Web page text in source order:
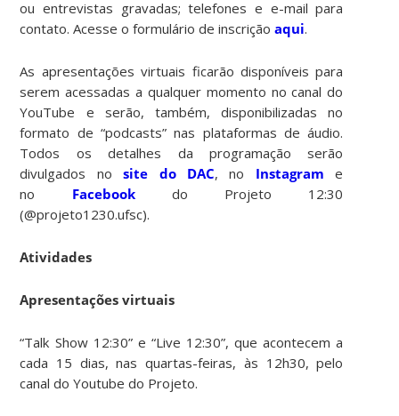
ou entrevistas gravadas; telefones e e-mail para
contato. Acesse o formulário de inscriçãoaqui.
As apresentações virtuais ficarão disponíveis para
serem acessadas a qualquer momento no canal do
YouTube e serão, também, disponibilizadas no
formato de “podcasts” nas plataformas de áudio.
Todos os detalhes da programação serão
divulgados no site do DAC, no Instagram e
no Facebookdo Projeto 12:30
(@projeto1230.ufsc).
Atividades
Apresentações virtuais
“Talk Show 12:30” e “Live 12:30”, que acontecem a
cada 15 dias, nas quartas-feiras, às 12h30, pelo
canal do Youtube do Projeto.